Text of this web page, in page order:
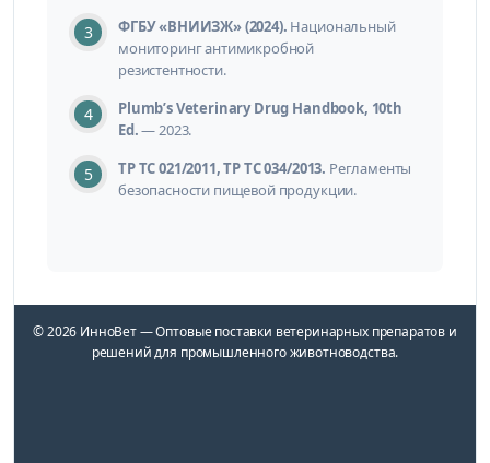
ФГБУ «ВНИИЗЖ» (2024). Национальный
мониторинг антимикробной
резистентности.
Plumb’s Veterinary Drug Handbook, 10th
Ed.— 2023.
ТР ТС 021/2011, ТР ТС 034/2013. Регламенты
безопасности пищевой продукции.
© 2026 ИнноВет — Оптовые поставки ветеринарных препаратов и
решений для промышленного животноводства.